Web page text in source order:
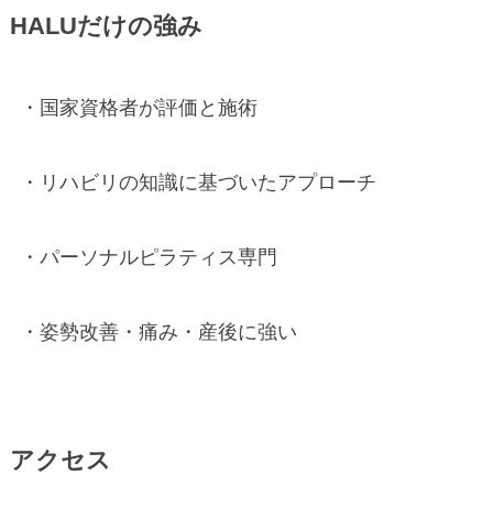
HALUだけの強み
・国家資格者が評価と施術
・リハビリの知識に基づいたアプローチ
・パーソナルピラティス専門
・姿勢改善・痛み・産後に強い
アクセス